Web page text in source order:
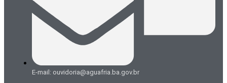
E-mail: ouvidoria@aguafria.ba.gov.br